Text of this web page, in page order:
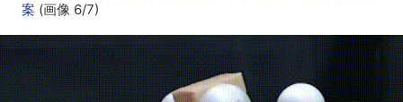
案 (画像 6/7)